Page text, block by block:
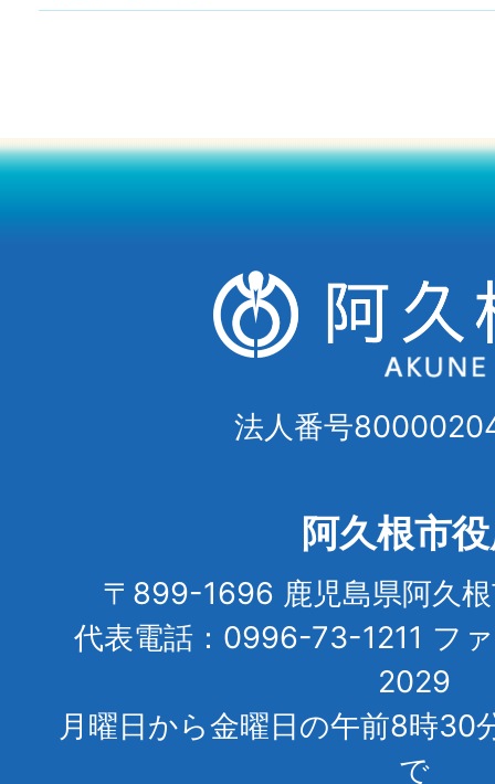
法人番号
阿久根市
〒899-1696 鹿児島県阿久
代表電話：0996-73-1211 フ
2029
月曜日から金曜日の午前8時30
で